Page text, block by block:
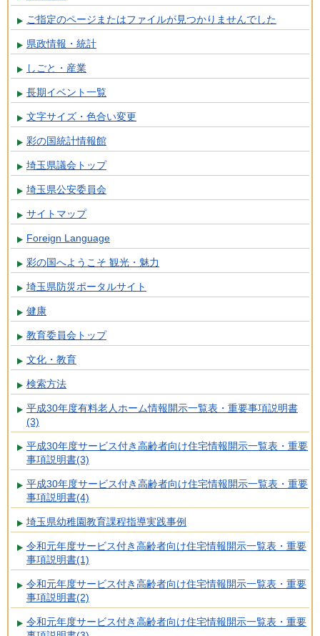
ご指定のページまたはファイルが見つかりませんでした
県政情報・統計
しごと・産業
長期イベント一覧
文字サイズ・色合い変更
彩の国統計情報館
埼玉県議会トップ
埼玉県公安委員会
サイトマップ
Foreign Language
彩の国へようこそ 観光・魅力
埼玉県防災ポータルサイト
健康
教育委員会トップ
文化・教育
検索方法
平成30年度有料老人ホーム情報開示一覧表・重要事項説明書
(3)
平成30年度サービス付き高齢者向け住宅情報開示一覧表・重要
事項説明書(3)
平成30年度サービス付き高齢者向け住宅情報開示一覧表・重要
事項説明書(4)
埼玉県幼稚園教育課程指導実践事例
令和元年度サービス付き高齢者向け住宅情報開示一覧表・重要
事項説明書(1)
令和元年度サービス付き高齢者向け住宅情報開示一覧表・重要
事項説明書(2)
令和元年度サービス付き高齢者向け住宅情報開示一覧表・重要